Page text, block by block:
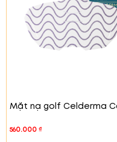
Niacinamide:
đều màu và
Adenosine:Cải
giảm nếp nhăn
Chiết xuất lá
cây Trường Sinh:
Mặt nạ golf Celderma
560.000₫